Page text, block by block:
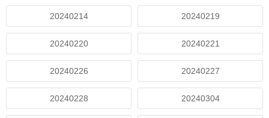
20240214 20240219
20240220 20240221
20240226 20240227
20240228 20240304